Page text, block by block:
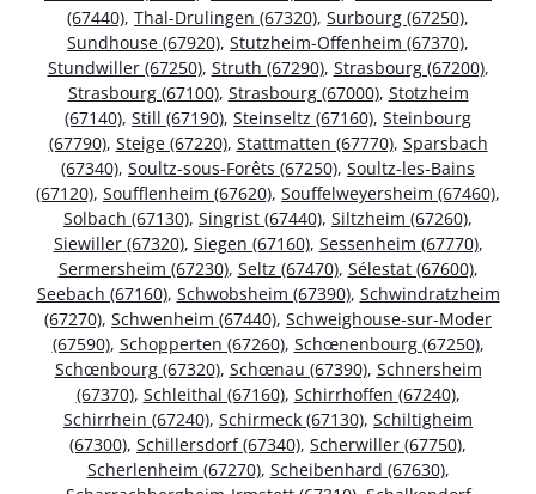
(67440), Thal-Drulingen (67320), Surbourg (67250),
Sundhouse (67920), Stutzheim-Offenheim (67370),
Stundwiller (67250), Struth (67290), Strasbourg (67200),
Strasbourg (67100), Strasbourg (67000), Stotzheim
(67140), Still (67190), Steinseltz (67160), Steinbourg
(67790), Steige (67220), Stattmatten (67770), Sparsbach
(67340), Soultz-sous-Forêts (67250), Soultz-les-Bains
(67120), Soufflenheim (67620), Souffelweyersheim (67460),
Solbach (67130), Singrist (67440), Siltzheim (67260),
Siewiller (67320), Siegen (67160), Sessenheim (67770),
Sermersheim (67230), Seltz (67470), Sélestat (67600),
Seebach (67160), Schwobsheim (67390), Schwindratzheim
(67270), Schwenheim (67440), Schweighouse-sur-Moder
(67590), Schopperten (67260), Schœnenbourg (67250),
Schœnbourg (67320), Schœnau (67390), Schnersheim
(67370), Schleithal (67160), Schirrhoffen (67240),
Schirrhein (67240), Schirmeck (67130), Schiltigheim
(67300), Schillersdorf (67340), Scherwiller (67750),
Scherlenheim (67270), Scheibenhard (67630),